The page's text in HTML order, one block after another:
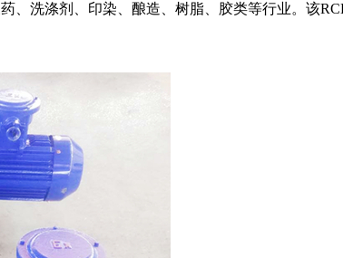
洗涤剂、印染、酿造、树脂、胶类等行业。该